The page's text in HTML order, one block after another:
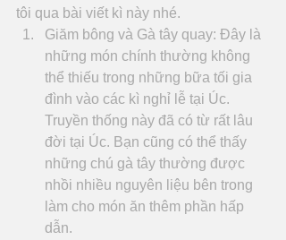
tôi qua bài viết kì này nhé.
Giăm bông và Gà tây quay: Đây là
những món chính thường không
thể thiếu trong những bữa tối gia
đình vào các kì nghỉ lễ tại Úc.
Truyền thống này đã có từ rất lâu
đời tại Úc. Bạn cũng có thể thấy
những chú gà tây thường được
nhồi nhiều nguyên liệu bên trong
làm cho món ăn thêm phần hấp
dẫn.